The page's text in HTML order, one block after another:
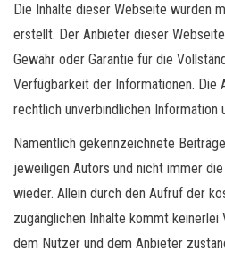
Die Inhalte dieser Webseite wurden
erstellt. Der Anbieter dieser
Gewähr oder Garantie für die
Verfügbarkeit der Informationen. Die
rechtlich unverbindlichen Information
Namentlich gekennzeichnete
jeweiligen Autors und nicht immer
wieder. Allein durch den Aufruf der
zugänglichen Inhalte kommt
dem Nutzer und dem Anbieter